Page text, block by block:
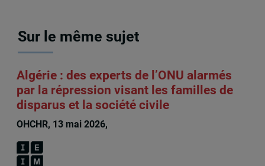
Sur le même sujet
Algérie : des experts de l’ONU alarmés
par la répression visant les familles de
disparus et la société civile
OHCHR, 13 mai 2026,